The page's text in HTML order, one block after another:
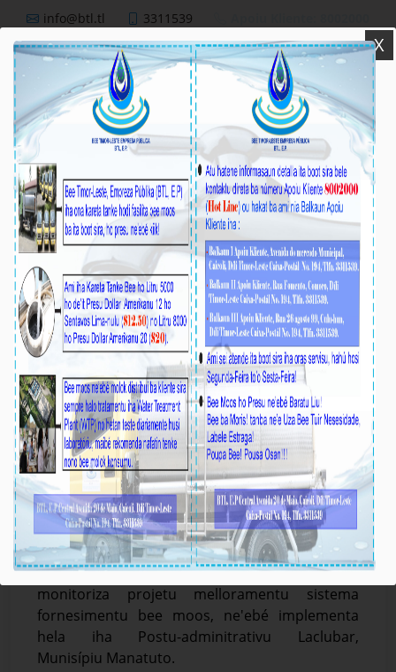
info@btl.tl 3311539
BTL,E.P
Nutisia
𝑬𝒌𝒊𝒑𝒂 𝑫𝑬𝑰 𝑩𝑻𝑳, 𝑬.𝑷 𝑴𝒐𝒏𝒊𝒕𝒐𝒓𝒊𝒛𝒂 𝑷𝒓𝒐𝒋𝒆𝒕𝒖 𝑴𝒆𝒍𝒍𝒐𝒓𝒂𝒎𝒆𝒏𝒕𝒖
𝑺𝒊𝒔𝒕𝒆𝒎𝒂 𝑭𝒐𝒓𝒏𝒆𝒔𝒊𝒎𝒆𝒏𝒕𝒖 𝑩𝒆𝒆 𝑴𝒐𝒐𝒔 𝒊𝒉𝒂 𝑷𝑨 𝑳𝒂𝒄𝒍𝒖𝒃𝒂𝒓
Média_BTL, E.P 20-Febreiru-2026
Manatuto, 20 Fevereiru 2026. Jestór
Infraestrutura BTL, E.P ho ekipa DEI hamutuk ho
Koordenadór BTL, E.P Munisípiu Manatuto
monitoriza projetu melloramentu sistema
fornesimentu bee moos, ne'ebé implementa
hela iha Postu-adminitrativu Laclubar,
Munisípiu Manatuto.
X